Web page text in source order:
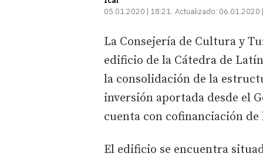
05.01.2020 | 18:21 Actualizado: 06.01.2020
La Consejería de Cultura y
edificio de la Cátedra de
la consolidación de la
inversión aportada desde el
cuenta con cofinanciación de
El edificio se encuentra